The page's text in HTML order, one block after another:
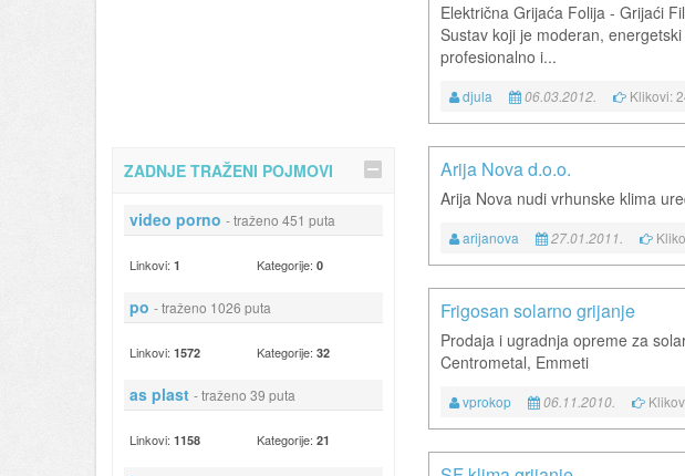
ZADNJE TRAŽENI POJMOVI
video porno - traženo 451 puta
Linkovi: 1 Kategorije: 0
po - traženo 1026 puta
Linkovi: 1572 Kategorije: 32
as plast - traženo 39 puta
Linkovi: 1158 Kategorije: 21
Električna Grijaća Folija - Grijaći
Sustav koji je moderan,
profesionalno i...
djula 06.03.2012. Klikovi:
Arija Nova d.o.o.
Arija Nova nudi vrhunske klima
arijanova 27.01.2011.
Frigosan solarno grijanje
Prodaja i ugradnja opreme za
Centrometal, Emmeti
vprokop 06.11.2010.